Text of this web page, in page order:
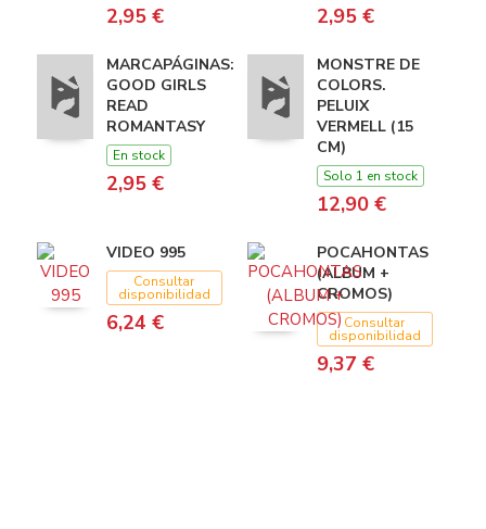
2,95 € 2,95 €
MARCAPÁGINAS:
GOOD GIRLS
READ
ROMANTASY
En stock
2,95 €
MONSTRE DE
COLORS.
PELUIX
VERMELL (15
CM)
Solo 1 en stock
12,90 €
VIDEO 995
Consultar
disponibilidad
6,24 €
POCAHONTAS
(ALBUM +
CROMOS)
Consultar
disponibilidad
9,37 €